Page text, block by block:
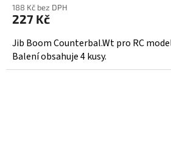
188 Kč bez DPH
227 Kč
Jib Boom Counterbal.Wt pro RC
Balení obsahuje 4 kusy.